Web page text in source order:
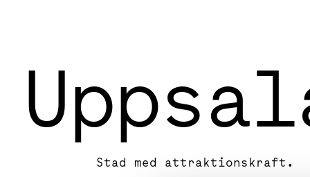
Stad med attraktionskraft.